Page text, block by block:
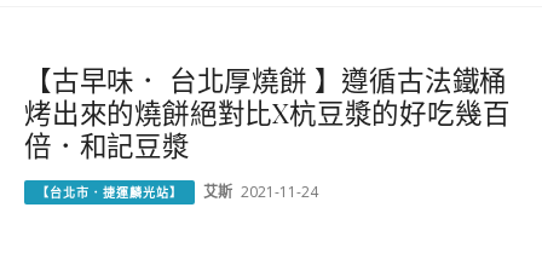
【古早味． 台北厚燒餅 】遵循古法鐵桶
烤出來的燒餅絕對比X杭豆漿的好吃幾百
倍．和記豆漿
【台北市．捷運麟光站】 艾斯 2021-11-24